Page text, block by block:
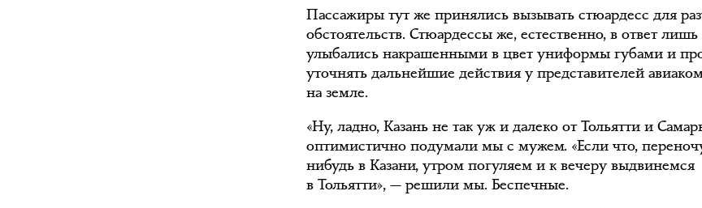
Пассажиры тут же принялись вызывать стюардесс для
обстоятельств. Стюардессы же, естественно, в ответ
улыбались накрашенными в цвет униформы губами и
уточнять дальнейшие действия у представителей
на земле.
«Ну, ладно, Казань не так уж и далеко от Тольятти и
оптимистично подумали мы с мужем. «Если что,
нибудь в Казани, утром погуляем и к вечеру выдвинемся
в Тольятти», — решили мы. Беспечные.